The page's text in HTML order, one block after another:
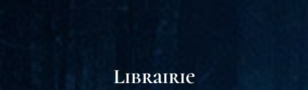
Librairie